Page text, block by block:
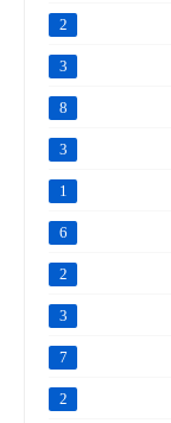
2
3
8
3
1
6
2
3
7
2